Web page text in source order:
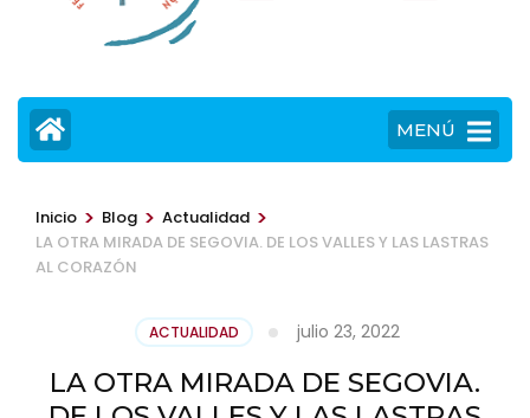
MENÚ
Inicio > Blog > Actualidad >
LA OTRA MIRADA DE SEGOVIA. DE LOS VALLES Y LAS LASTRAS
AL CORAZÓN
ACTUALIDAD julio 23, 2022
LA OTRA MIRADA DE SEGOVIA.